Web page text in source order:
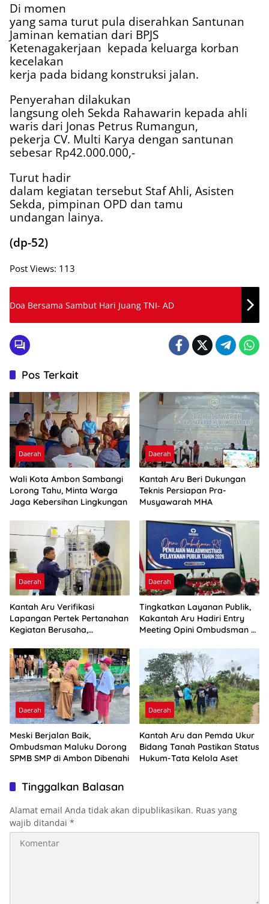
Di momen
yang sama turut pula diserahkan Santunan
Jaminan kematian dari BPJS
Ketenagakerjaan kepada keluarga korban
kecelakan
kerja pada bidang konstruksi jalan.
Penyerahan dilakukan
langsung oleh Sekda Rahawarin kepada ahli
waris dari Jonas Petrus Rumangun,
pekerja CV. Multi Karya dengan santunan
sebesar Rp42.000.000,-
Turut hadir
dalam kegiatan tersebut Staf Ahli, Asisten
Sekda, pimpinan OPD dan tamu
undangan lainya.
(dp-52)
Post Views: 113
Doa Bersama Sambut Hari Juang TNI- AD
Pos Terkait
Daerah
Wali Kota Ambon Sambangi
Lorong Tahu, Minta Warga
Jaga Kebersihan Lingkungan
Daerah
Kantah Aru Beri Dukungan
Teknis Persiapan Pra-
Musyawarah MHA
Daerah
Kantah Aru Verifikasi
Lapangan Pertek Pertanahan
Kegiatan Berusaha,
Daerah
Tingkatkan Layanan Publik,
Kakantah Aru Hadiri Entry
Meeting Opini Ombudsman RI
Daerah
Meski Berjalan Baik,
Ombudsman Maluku Dorong
SPMB SMP di Ambon Dibenahi
Daerah
Kantah Aru dan Pemda Ukur
Bidang Tanah Pastikan Status
Hukum-Tata Kelola Aset
Tinggalkan Balasan
Alamat email Anda tidak akan dipublikasikan. Ruas yang
wajib ditandai *